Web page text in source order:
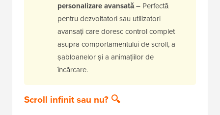
personalizare avansată– Perfectă
pentru dezvoltatori sau utilizatori
avansați care doresc control complet
asupra comportamentului de scroll, a
șabloanelor și a animațiilor de
încărcare.
Scroll infinit sau nu? 🔍